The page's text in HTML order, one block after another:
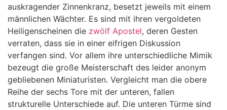
auskragender Zinnenkranz, besetzt jeweils mit einem
männlichen Wächter. Es sind mit ihren vergoldeten
Heiligenscheinen die zwölf Apostel, deren Gesten
verraten, dass sie in einer eifrigen Diskussion
verfangen sind. Vor allem ihre unterschiedliche Mimik
bezeugt die große Meisterschaft des leider anonym
gebliebenen Miniaturisten. Vergleicht man die obere
Reihe der sechs Tore mit der unteren, fallen
strukturelle Unterschiede auf. Die unteren Türme sind